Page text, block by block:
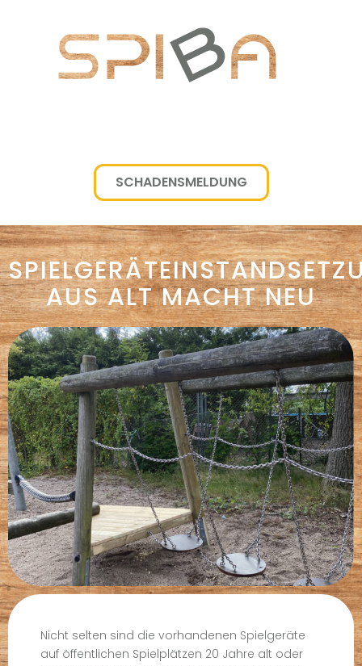
SCHADENSMELDUNG
AUS ALT MACHT NEU
Nicht selten sind die vorhandenen Spielgeräte
auf öffentlichen Spielplätzen 20 Jahre alt oder